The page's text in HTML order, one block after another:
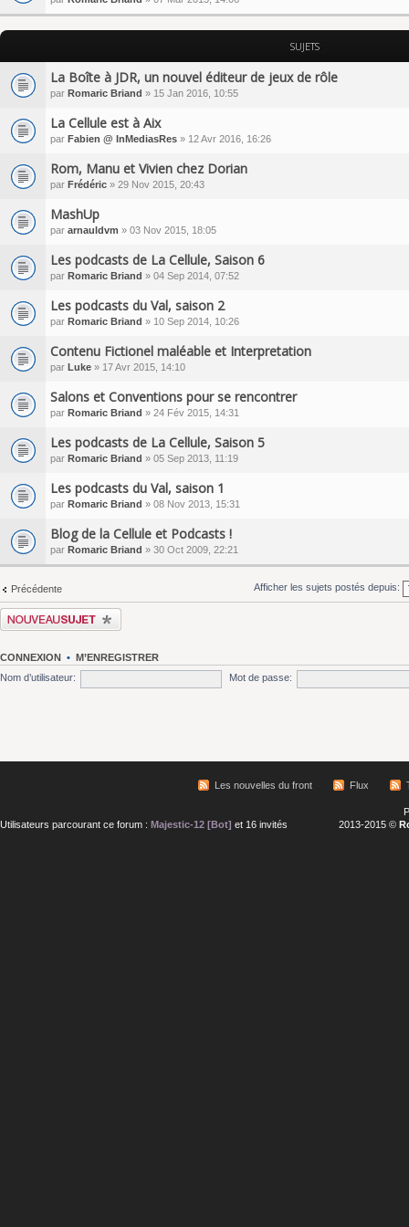
SUJETS
La Boîte à JDR, un nouvel éditeur de jeux de rôle
par Romaric Briand » 15 Jan 2016, 10:55
La Cellule est à Aix
par Fabien @ InMediasRes » 12 Avr 2016, 16:26
Rom, Manu et Vivien chez Dorian
par Frédéric » 29 Nov 2015, 20:43
MashUp
par arnauldvm » 03 Nov 2015, 18:05
Les podcasts de La Cellule, Saison 6
par Romaric Briand » 04 Sep 2014, 07:52
Les podcasts du Val, saison 2
par Romaric Briand » 10 Sep 2014, 10:26
Contenu Fictionel maléable et Interpretation
par Luke » 17 Avr 2015, 14:10
Salons et Conventions pour se rencontrer
par Romaric Briand » 24 Fév 2015, 14:31
Les podcasts de La Cellule, Saison 5
par Romaric Briand » 05 Sep 2013, 11:19
Les podcasts du Val, saison 1
par Romaric Briand » 08 Nov 2013, 15:31
Blog de la Cellule et Podcasts !
par Romaric Briand » 30 Oct 2009, 22:21
Précédente Afficher les sujets postés depuis:
Écrire un nouveau sujet
CONNEXION • M’ENREGISTRER
Nom d’utilisateur:
Mot de passe:
Les nouvelles du front Flux
Utilisateurs parcourant ce forum : Majestic-12 [Bot] et 16 invités
2013-2015 ©